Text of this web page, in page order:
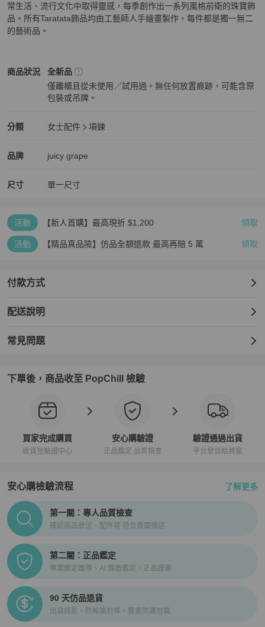
常生活、流行文化中取得靈感，每季創作出一系列風格前衛的珠寶飾
品。所有Taratata飾品均由工藝師人手繪畫製作，每件都是獨一無二
的藝術品。
商品狀況
女士配件 商品狀態與細節
全新品
僅離櫃且從未使用／試用過。無任何放置痕跡，可能含原
包裝或吊牌。
分類
女士配件 分類資訊
女士配件
項鍊
品牌
精品女士配件品牌介紹
juicy grape
尺寸 單一尺寸
活動 【新人首購】最高現折 $1,200 領取
活動 【精品真品險】仿品全額退款 最高再賠 5 萬 領取
付款方式
配送說明
常見問題
下單後，商品收至 PopChill 檢驗
買家完成購買
收貨至驗證中心
安心購驗證
正品鑑定 品質檢查
驗證通過出貨
平台發貨給買家
安心購檢驗流程 了解更多
PopChill拍拍圈正品驗證、安心購檢驗流程介紹
第一關：專人品質檢查
確認商品狀況、配件等 符合頁面描述
第二關：正品鑑定
專業鑑定團隊、AI 儀器鑑定、正品證書
90 天仿品退貨
出貨錄影、防掉換封條、雙重防護包裝